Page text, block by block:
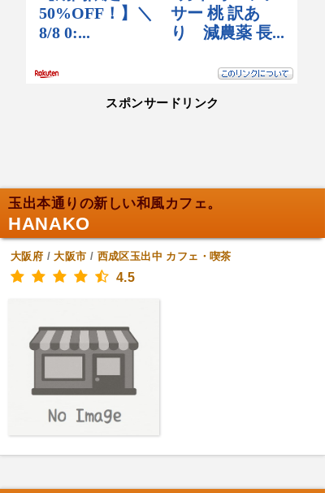
スポンサードリンク
玉出本通りの新しい和風カフェ。
HANAKO
大阪府 /大阪市 / 西成区玉出中 カフェ・喫茶
4.5